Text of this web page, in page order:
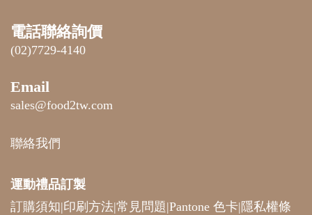
電話聯絡詢價
(02)7729-4140
Email
sales@food2tw.com
聯絡我們
運動禮品訂製
訂購須知|印刷方法|常見問題|Pantone 色卡| 隱私權條